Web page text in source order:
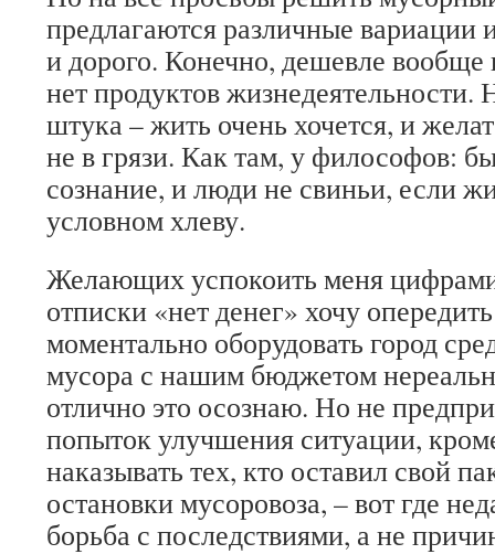
предлагаются различные вариации
и дорого. Конечно, дешевле
нет продуктов жизнедеятельности.
штука – жить очень хочется, и
не в грязи. Как там, у философов:
сознание, и люди не свиньи, если
условном хлеву.
Желающих успокоить меня
отписки «нет денег» хочу
моментально оборудовать город
мусора с нашим бюджетом
отлично это осознаю. Но не
попыток улучшения ситуации,
наказывать тех, кто оставил свой
остановки мусоровоза, – вот где
борьба с последствиями, а не